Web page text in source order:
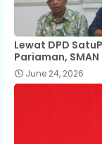
Lewat DPD
Pariaman,
June 24, 2026